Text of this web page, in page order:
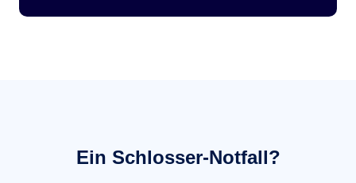
Ein Schlosser-Notfall?